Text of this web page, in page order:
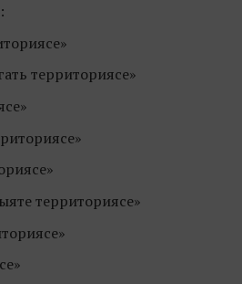
территориясе»
территориясе»